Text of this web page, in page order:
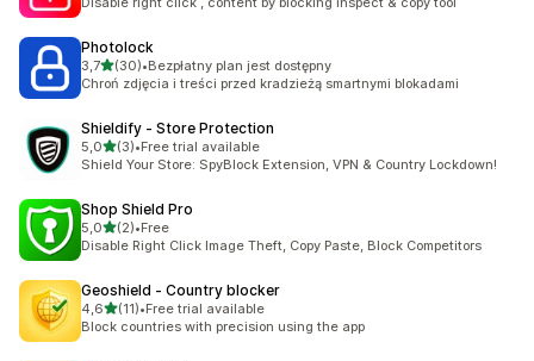
Photolock
3,7na 5 gwiazdek
(30)
Łączna liczba recenzji: 30
•Bezpłatny plan jest dostępny
Chroń zdjęcia i treści przed kradzieżą smartnymi blokadami
Shieldify ‑ Store Protection
5,0na 5 gwiazdek
(3)
Łączna liczba recenzji: 3
•Free trial available
Shield Your Store: SpyBlock Extension, VPN & Country Lockdown!
Shop Shield Pro
5,0na 5 gwiazdek
(2)
Łączna liczba recenzji: 2
•Free
Disable Right Click Image Theft, Copy Paste, Block Competitors
Geoshield ‑ Country blocker
4,6na 5 gwiazdek
(11)
Łączna liczba recenzji: 11
•Free trial available
Block countries with precision using the app